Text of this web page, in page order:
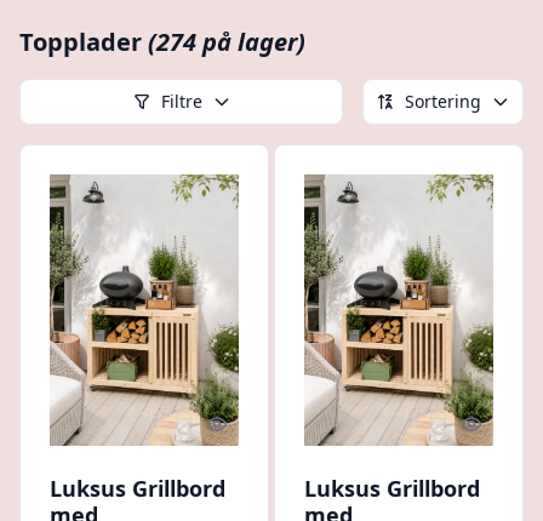
Topplader(274 på lager)
Filtre Sortering
Quick look
Luksus Grillbord
med
Quick
Luksus Grillbord
med